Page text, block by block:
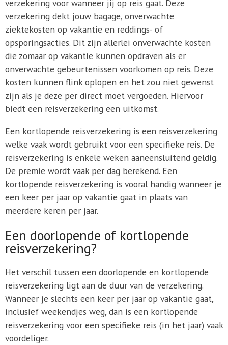
verzekering voor wanneer jij op reis gaat. Deze
verzekering dekt jouw bagage, onverwachte
ziektekosten op vakantie en reddings- of
opsporingsacties. Dit zijn allerlei onverwachte kosten
die zomaar op vakantie kunnen opdraven als er
onverwachte gebeurtenissen voorkomen op reis. Deze
kosten kunnen flink oplopen en het zou niet gewenst
zijn als je deze per direct moet vergoeden. Hiervoor
biedt een reisverzekering een uitkomst.
Een kortlopende reisverzekering is een reisverzekering
welke vaak wordt gebruikt voor een specifieke reis. De
reisverzekering is enkele weken aaneensluitend geldig.
De premie wordt vaak per dag berekend. Een
kortlopende reisverzekering is vooral handig wanneer je
een keer per jaar op vakantie gaat in plaats van
meerdere keren per jaar.
Een doorlopende of kortlopende
reisverzekering?
Het verschil tussen een doorlopende en kortlopende
reisverzekering ligt aan de duur van de verzekering.
Wanneer je slechts een keer per jaar op vakantie gaat,
inclusief weekendjes weg, dan is een kortlopende
reisverzekering voor een specifieke reis (in het jaar) vaak
voordeliger.